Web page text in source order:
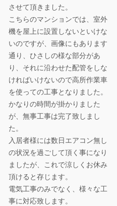
させて頂きました。
こちらのマンションでは、室外
機を屋上に設置しないといけな
いのですが、画像にもあります
通り、ひさしの様な部分があ
り、それに沿わせた配管をしな
ければいけないので高所作業車
を使っての工事となりました。
かなりの時間が掛かりました
が、無事工事は完了致しまし
た。
入居者様には数日エアコン無し
の状況を過ごして頂く事になり
ましたが、これで涼しくお休み
頂けると存じます。
電気工事のみでなく、様々な工
事に対応致します。